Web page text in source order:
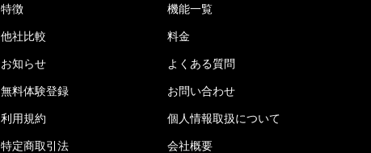
特徴 機能一覧
他社比較 料金
お知らせ よくある質問
無料体験登録 お問い合わせ
利用規約 個人情報取扱について
特定商取引法 会社概要